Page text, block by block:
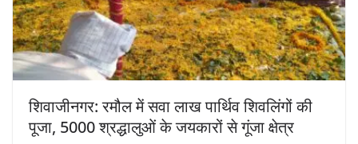
शिवाजीनगर: रमौल में सवा लाख पार्थिव शिवलिंगों की
पूजा, 5000 श्रद्धालुओं के जयकारों से गूंजा क्षेत्र